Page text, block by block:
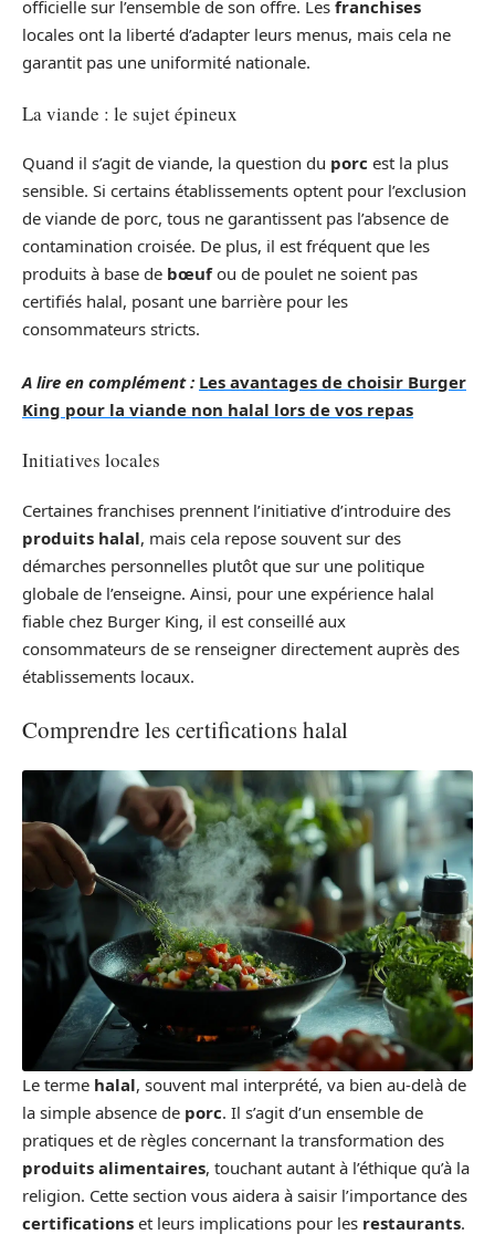
officielle sur l’ensemble de son offre. Les franchises
locales ont la liberté d’adapter leurs menus, mais cela ne
garantit pas une uniformité nationale.
La viande : le sujet épineux
Quand il s’agit de viande, la question du porc est la plus
sensible. Si certains établissements optent pour l’exclusion
de viande de porc, tous ne garantissent pas l’absence de
contamination croisée. De plus, il est fréquent que les
produits à base de bœufou de poulet ne soient pas
certifiés halal, posant une barrière pour les
consommateurs stricts.
A lire en complément : Les avantages de choisir Burger
King pour la viande non halal lors de vos repas
Initiatives locales
Certaines franchises prennent l’initiative d’introduire des
produits halal, mais cela repose souvent sur des
démarches personnelles plutôt que sur une politique
globale de l’enseigne. Ainsi, pour une expérience halal
fiable chez Burger King, il est conseillé aux
consommateurs de se renseigner directement auprès des
établissements locaux.
Comprendre les certifications halal
Le terme halal, souvent mal interprété, va bien au-delà de
la simple absence de porc. Il s’agit d’un ensemble de
pratiques et de règles concernant la transformation des
produits alimentaires, touchant autant à l’éthique qu’à la
religion. Cette section vous aidera à saisir l’importance des
certifications et leurs implications pour les restaurants.